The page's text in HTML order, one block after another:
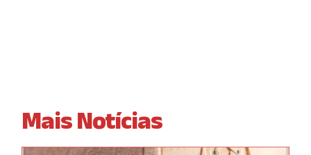
Mais Notícias